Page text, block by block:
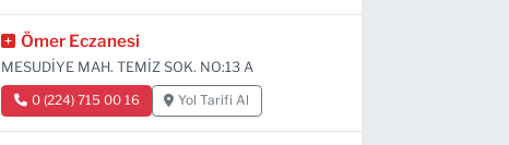
Ömer Eczanesi
MESUDİYE MAH. TEMİZ SOK. NO:13 A
0 (224) 715 00 16 Yol Tarifi Al